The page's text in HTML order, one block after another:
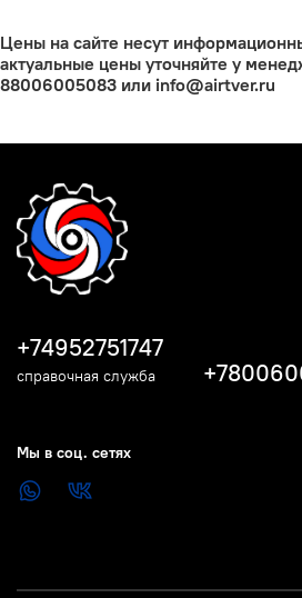
Цены на сайте несут
актуальные цены уточняйте у
88006005083 или info@airtver.ru
+74952751747
справочная служба
Мы в соц. сетях